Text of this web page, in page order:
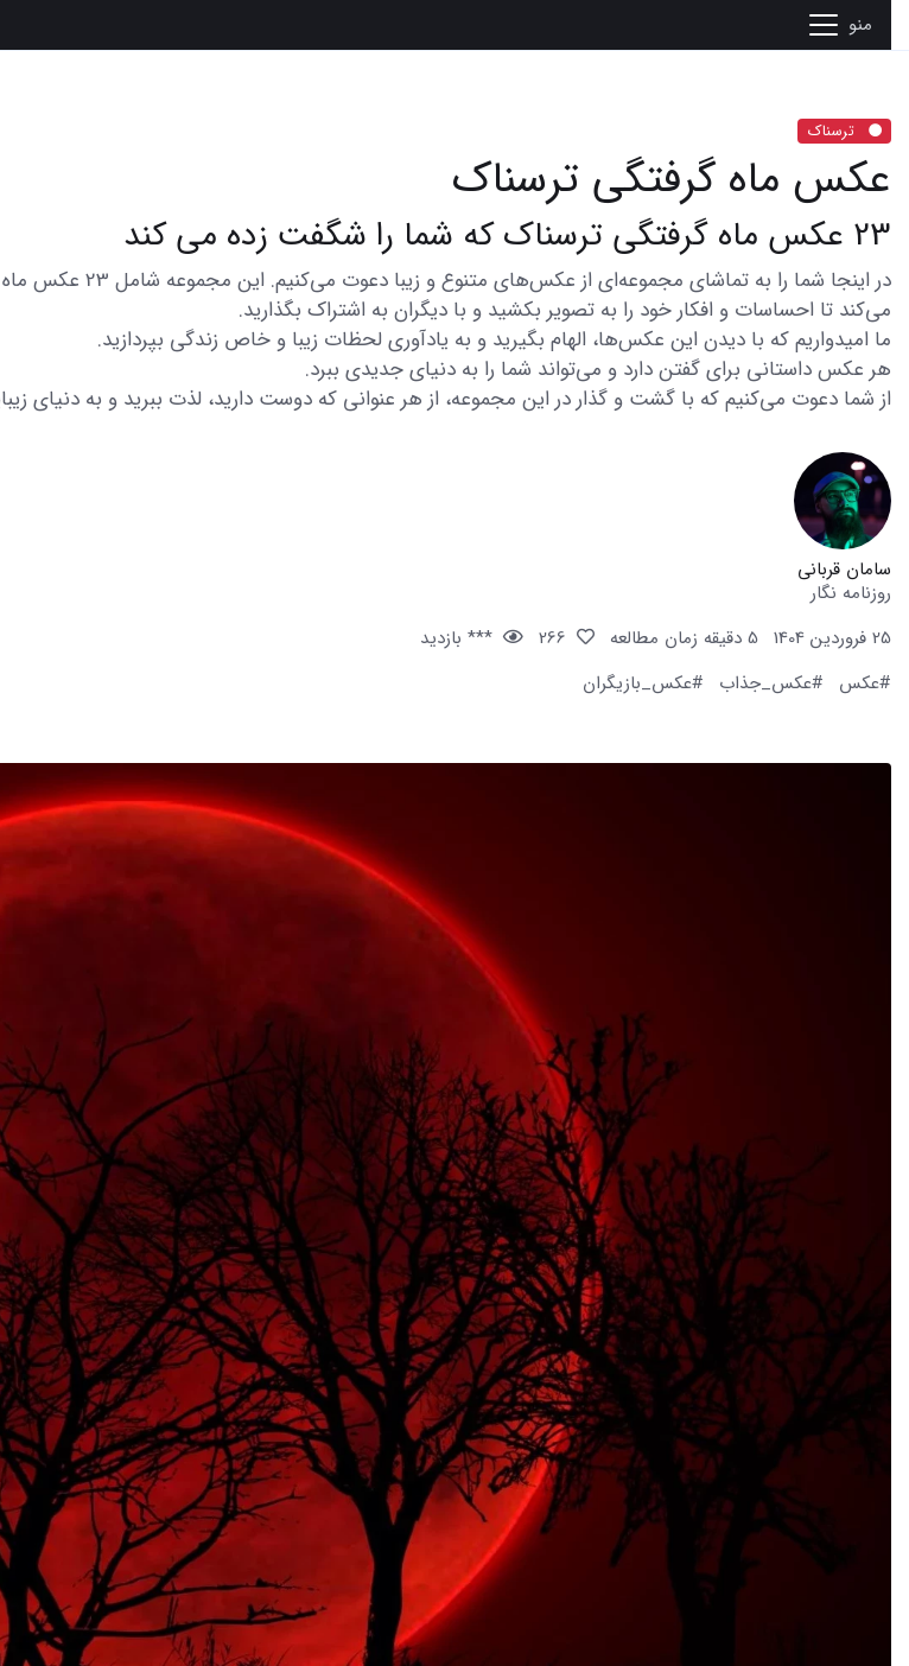
منو
ترسناک
عکس ماه گرفتگی ترسناک
23 عکس ماه گرفتگی ترسناک که شما را شگفت زده می کند
در اینجا شما را
می‌کند تا احساسات و افکار خود را به تصویر بکشید و با دیگران به اشتراک بگذارید.
ما امیدواریم که با دیدن این عکس‌ها، الهام بگیرید و به یادآوری لحظات زیبا و خاص زندگی بپردازید.
هر عکس داستانی برای گفتن دارد و می‌تواند شما را به دنیای جدیدی ببرد.
از شما دعوت می‌کنیم که با گشت و گذار در این مجموعه، از هر عنوانی که دوست دارید، لذت ببرید و به دنیای
سامان قربانی
روزنامه نگار
25 فروردین 1404
5 دقیقه زمان مطالعه
*** بازدید
#عکس
#عکس_جذاب #عکس_بازیگران